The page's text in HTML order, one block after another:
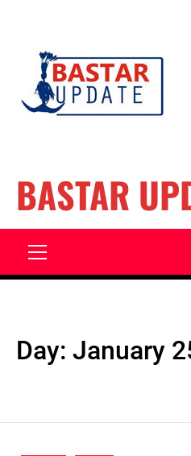
content
BASTAR
Day: January